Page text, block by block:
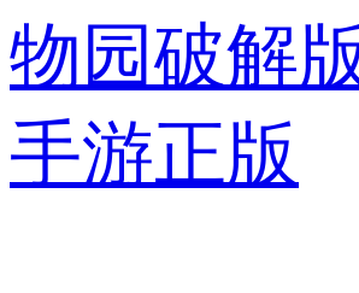
物园破解
手游正版